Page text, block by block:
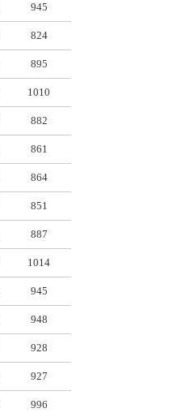
945
824
895
1010
882
861
864
851
887
1014
945
948
928
927
996